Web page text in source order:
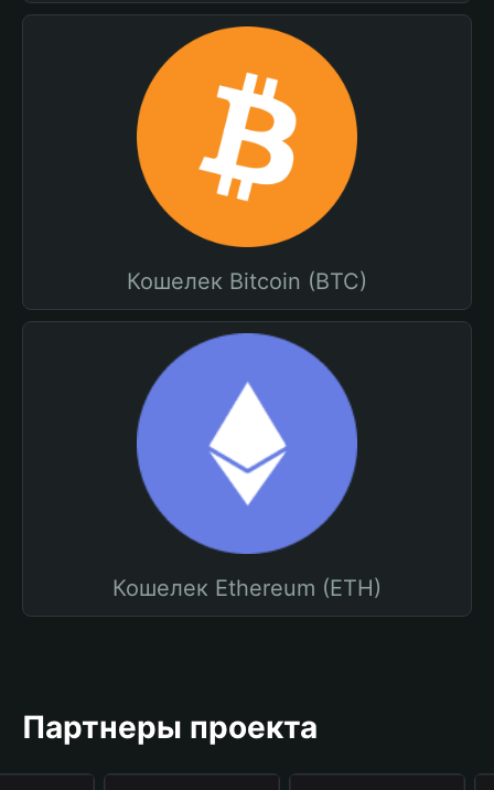
Кошелек Bitcoin (BTC)
Кошелек Ethereum (ETH)
Партнеры проекта